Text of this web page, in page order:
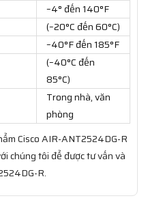
–4° đến 140°F
(–20°C đến 60°C)
–40°F đến 185°F
(–40°C đến
85°C)
Trong nhà, văn
phòng
Cisco AIR-ANT2524DG-R
chúng tôi để được tư vấn và
R.